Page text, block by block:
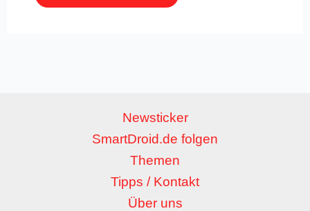
Newsticker
SmartDroid.de folgen
Themen
Tipps / Kontakt
Über uns